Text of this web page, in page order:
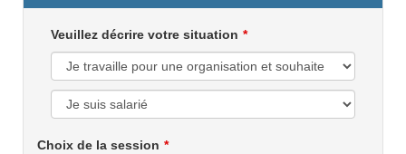
Veuillez décrire votre situation
Choix de la session